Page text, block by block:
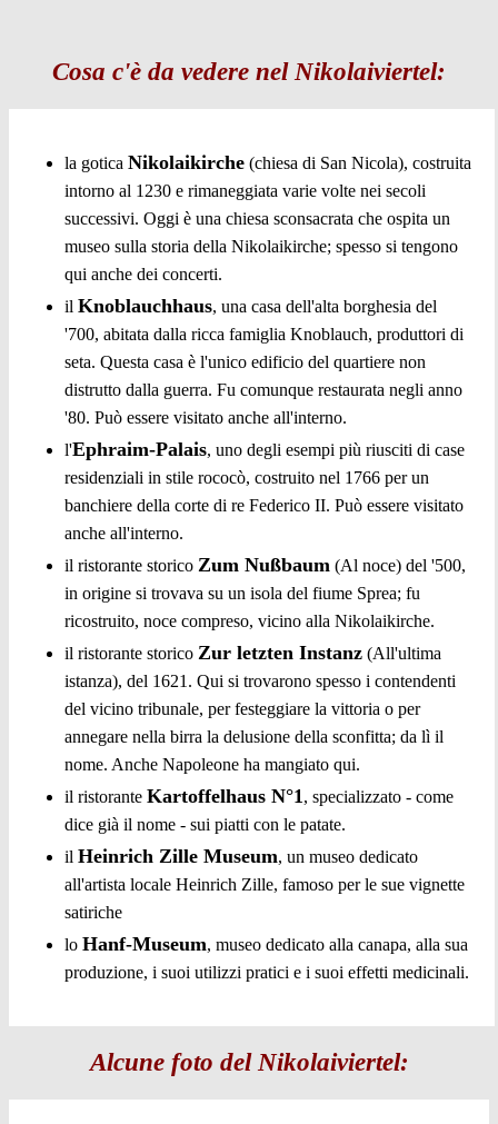
Cosa c'è da vedere nel Nikolaiviertel:
la gotica Nikolaikirche (chiesa di San Nicola), costruita
intorno al 1230 e rimaneggiata varie volte nei secoli
successivi. Oggi è una chiesa sconsacrata che ospita un
museo sulla storia della Nikolaikirche; spesso si tengono
qui anche dei concerti.
il Knoblauchhaus, una casa dell'alta borghesia del
'700, abitata dalla ricca famiglia Knoblauch, produttori di
seta. Questa casa è l'unico edificio del quartiere non
distrutto dalla guerra. Fu comunque restaurata negli anno
'80. Può essere visitato anche all'interno.
l'Ephraim-Palais, uno degli esempi più riusciti di case
residenziali in stile rococò, costruito nel 1766 per un
banchiere della corte di re Federico II. Può essere visitato
anche all'interno.
il ristorante storico Zum Nußbaum (Al noce) del '500,
in origine si trovava su un isola del fiume Sprea; fu
ricostruito, noce compreso, vicino alla Nikolaikirche.
il ristorante storico Zur letzten Instanz (All'ultima
istanza), del 1621. Qui si trovarono spesso i contendenti
del vicino tribunale, per festeggiare la vittoria o per
annegare nella birra la delusione della sconfitta; da lì il
nome. Anche Napoleone ha mangiato qui.
il ristorante Kartoffelhaus N°1 , specializzato - come
dice già il nome - sui piatti con le patate.
il Heinrich Zille Museum, un museo dedicato
all'artista locale Heinrich Zille, famoso per le sue vignette
satiriche
lo Hanf-Museum, museo dedicato alla canapa, alla sua
produzione, i suoi utilizzi pratici e i suoi effetti medicinali.
Alcune foto del Nikolaiviertel: